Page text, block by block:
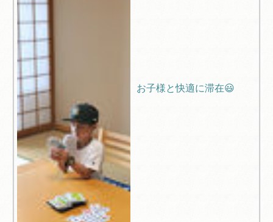
お子様と快適に滞在😃